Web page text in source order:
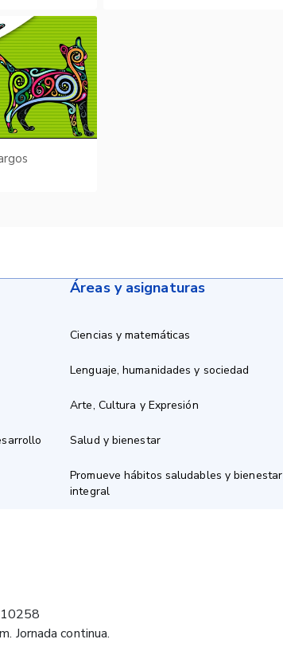
Áreas y asignaturas
Ciencias y matemáticas
Lenguaje, humanidades y sociedad
Arte, Cultura y Expresión
Salud y bienestar
Promueve hábitos saludables y bienestar
integral
Jornada continua.